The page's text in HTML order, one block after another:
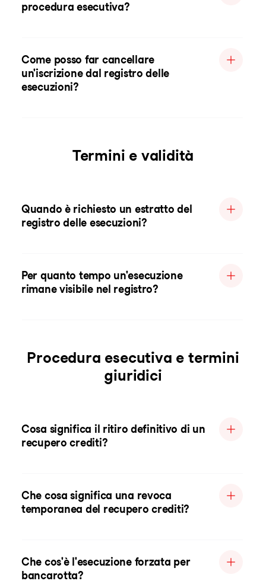
procedura esecutiva?
Come posso far cancellare
un'iscrizione dal registro delle
esecuzioni?
Termini e validità
Quando è richiesto un estratto del
registro delle esecuzioni?
Per quanto tempo un'esecuzione
rimane visibile nel registro?
Procedura esecutiva e termini
giuridici
Cosa significa il ritiro definitivo di un
recupero crediti?
Che cosa significa una revoca
temporanea del recupero crediti?
Che cos'è l'esecuzione forzata per
bancarotta?